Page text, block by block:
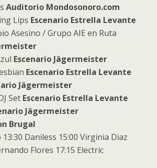
Auditorio Mondosonoro.com
Lips Escenario Estrella Levante
Asesino / Grupo AIE en Ruta
Escenario Jägermeister
Escenario Estrella Levante
Jägermeister
Set Escenario Estrella Levante
Jägermeister
Brugal
Daniless 15:00 Virginia Diaz
Flores 17:15 Electric